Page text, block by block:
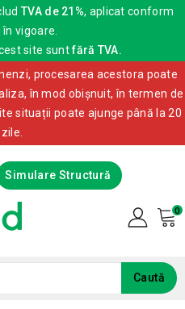
TVA de 21%, aplicat conform
vigoare.
site suntfără TVA.
procesarea acestora poate
în mod obișnuit, în termen de
situații poate ajunge până la 20
Simulare Structură
0
Caută